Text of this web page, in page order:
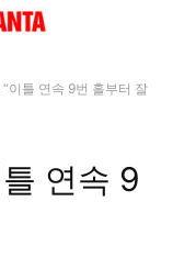
이틀 연속 9번 홀부터 잘
연속 9